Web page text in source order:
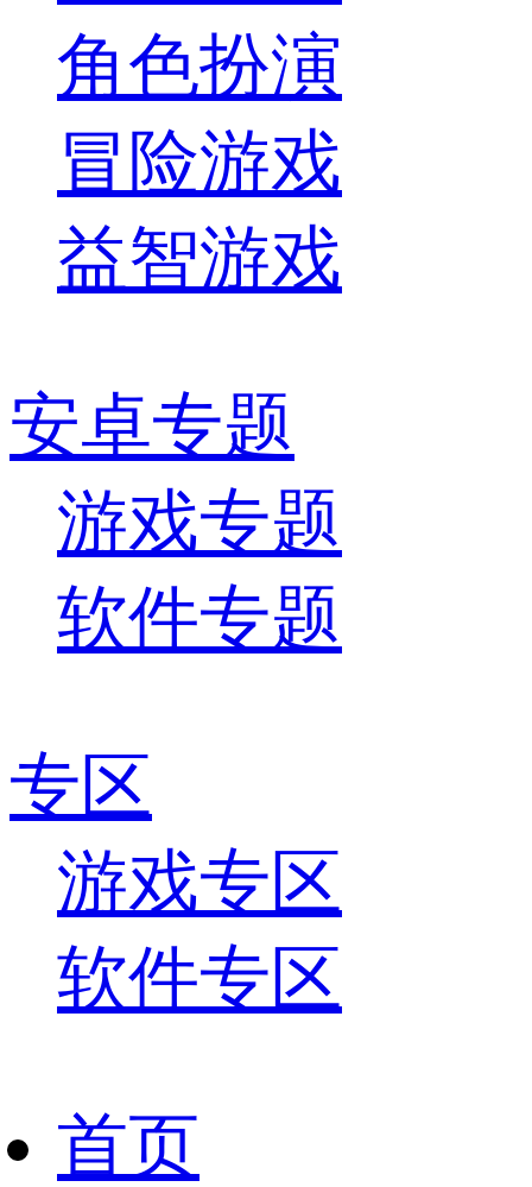
角色扮演
冒险游戏
益智游戏
安卓专题
游戏专题
软件专题
专区
游戏专区
软件专区
首页